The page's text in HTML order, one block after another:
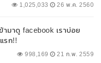
1,025,033 26 พ.ค. 2560
ามาดู facebook เราบ่อย
รก!!
998,169 21 ก.พ. 2559